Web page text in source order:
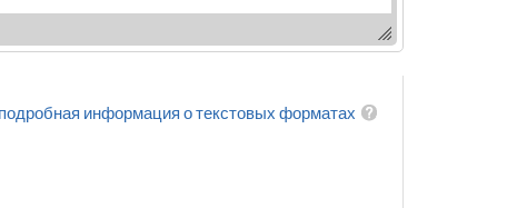
информация о текстовых форматах